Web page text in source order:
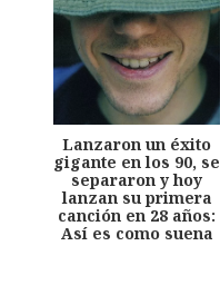
Lanzaron un éxito
gigante en los 90, se
separaron y hoy
lanzan su primera
canción en 28 años:
Así es como suena